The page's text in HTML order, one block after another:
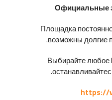
Официальные
Площадка
возможны долгие
Выбирайте любое
https://